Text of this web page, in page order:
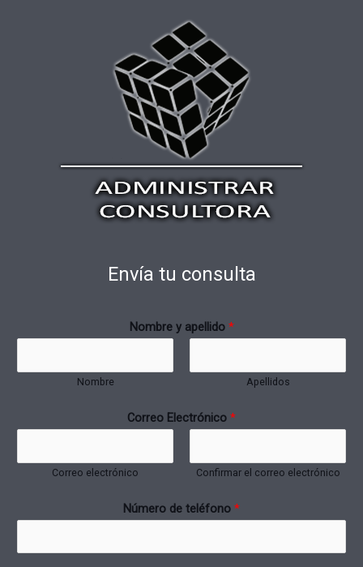
Envía tu consulta
Nombre y apellido *
Nombre Apellidos
Correo Electrónico *
Correo electrónico Confirmar el correo electrónico
Número de teléfono *